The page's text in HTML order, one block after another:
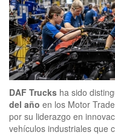
DAF Trucks ha sido
del año en los Motor
por su liderazgo en
vehículos industriales que